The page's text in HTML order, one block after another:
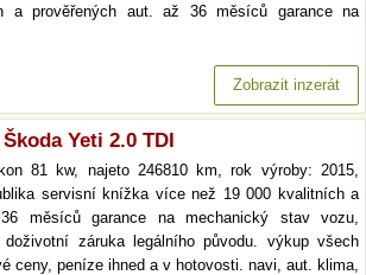
a prověřených aut. až 36 měsíců garance na
Zobrazit inzerát
Škoda Yeti 2.0 TDI
81 kw, najeto 246810 km, rok výroby: 2015,
servisní knížka více než 19 000 kvalitních a
měsíců garance na mechanický stav vozu,
záruka legálního původu. výkup všech
ceny, peníze ihned a v hotovosti. navi, aut. klima,